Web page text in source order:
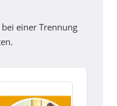
einer Trennung